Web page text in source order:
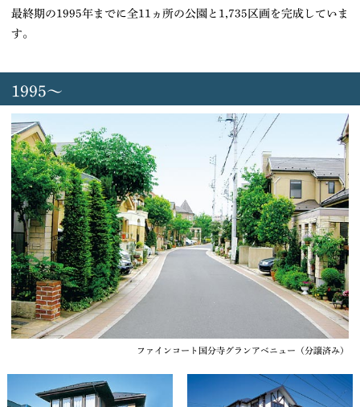
最終期の1995年までに全11ヵ所の公園と1,735区画を完成していま
す。
1995～
ファインコート国分寺グランアベニュー（分譲済み）